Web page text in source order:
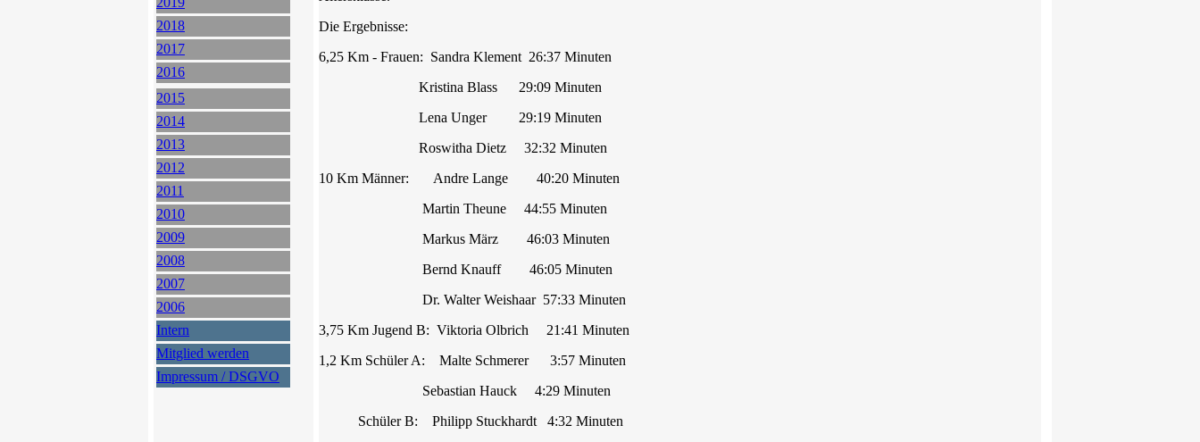
2018
2017
2016
2015
2014
2013
2012
2011
2010
2009
2008
2007
2006
Intern
Mitglied werden
Impressum / DSGVO
Die Ergebnisse:
6,25 Km - Frauen: Sandra Klement 26:37 Minuten
Kristina Blass 29:09 Minuten
Lena Unger 29:19 Minuten
Roswitha Dietz 32:32 Minuten
10 Km Männer: Andre Lange 40:20 Minuten
Martin Theune 44:55 Minuten
Markus März 46:03 Minuten
Bernd Knauff 46:05 Minuten
Dr. Walter Weishaar 57:33 Minuten
3,75 Km Jugend B: Viktoria Olbrich 21:41 Minuten
1,2 Km Schüler A: Malte Schmerer 3:57 Minuten
Sebastian Hauck 4:29 Minuten
Schüler B: Philipp Stuckhardt 4:32 Minuten